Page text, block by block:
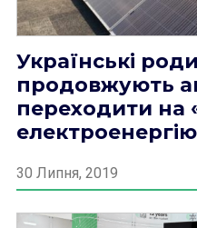
Українські
продовжують
переходити на
30 Липня, 2019